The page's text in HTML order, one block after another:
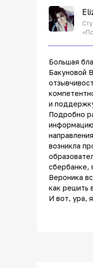
Большая
Бакуновой
и
Подробно
возникла
сбербанке,
Вероника
как решить
И вот, ура,